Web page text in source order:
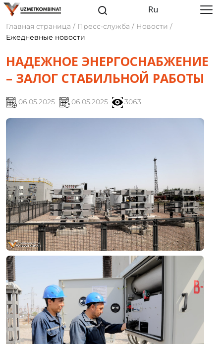
Ru
Главная страница / Пресс-служба / Новости /
Ежедневные новости
НАДЕЖНОЕ ЭНЕРГОСНАБЖЕНИЕ
– ЗАЛОГ СТАБИЛЬНОЙ РАБОТЫ
06.05.2025 06.05.2025 3063